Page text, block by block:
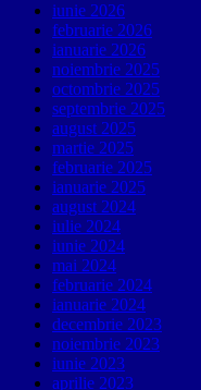
iunie 2026
februarie 2026
ianuarie 2026
noiembrie 2025
octombrie 2025
septembrie 2025
august 2025
martie 2025
februarie 2025
ianuarie 2025
august 2024
iulie 2024
iunie 2024
mai 2024
februarie 2024
ianuarie 2024
decembrie 2023
noiembrie 2023
iunie 2023
aprilie 2023